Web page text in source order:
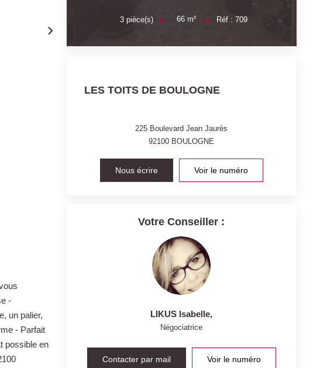
-
un palier,
- Parfait
possible en
3pièce(s) 66 m² Réf :709
LES TOITS DE BOULOGNE
225 Boulevard Jean Jaurès
92100 BOULOGNE
Nous écrire Voir le numéro
Votre Conseiller :
LIKUS Isabelle,
Négociatrice
Contacter par mail Voir le numéro